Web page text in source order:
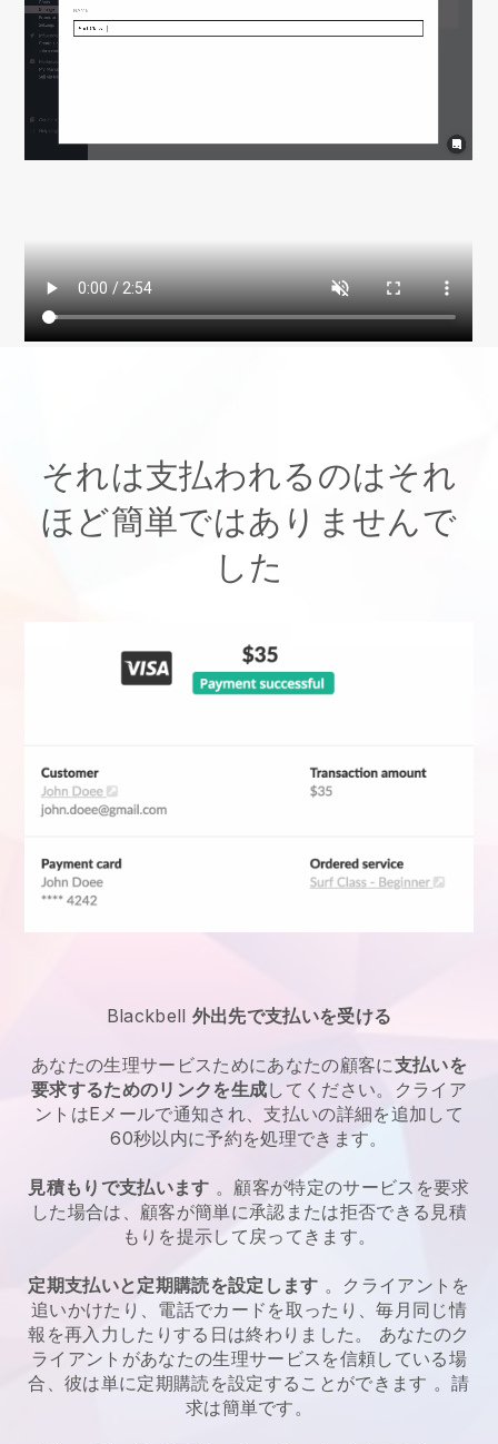
それは支払われるのはそれ
ほど簡単ではありませんで
した
Blackbell 外出先で支払いを受ける
あなたの生理サービスためにあなたの顧客に支払いを
要求するためのリンクを生成してください。クライア
ントはEメールで通知され、支払いの詳細を追加して
60秒以内に予約を処理できます。
見積もりで支払います 。顧客が特定のサービスを要求
した場合は、顧客が簡単に承認または拒否できる見積
もりを提示して戻ってきます。
定期支払いと定期購読を設定します 。クライアントを
追いかけたり、電話でカードを取ったり、毎月同じ情
報を再入力したりする日は終わりました。 あなたのク
ライアントがあなたの生理サービスを信頼している場
合、彼は単に定期購読を設定することができます 。請
求は簡単です。